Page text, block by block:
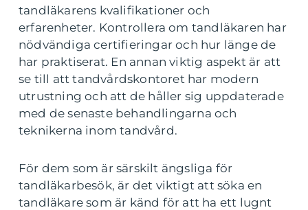
tandläkarens kvalifikationer och
erfarenheter. Kontrollera om tandläkaren har
nödvändiga certifieringar och hur länge de
har praktiserat. En annan viktig aspekt är att
se till att tandvårdskontoret har modern
utrustning och att de håller sig uppdaterade
med de senaste behandlingarna och
teknikerna inom tandvård.
För dem som är särskilt ängsliga för
tandläkarbesök, är det viktigt att söka en
tandläkare som är känd för att ha ett lugnt